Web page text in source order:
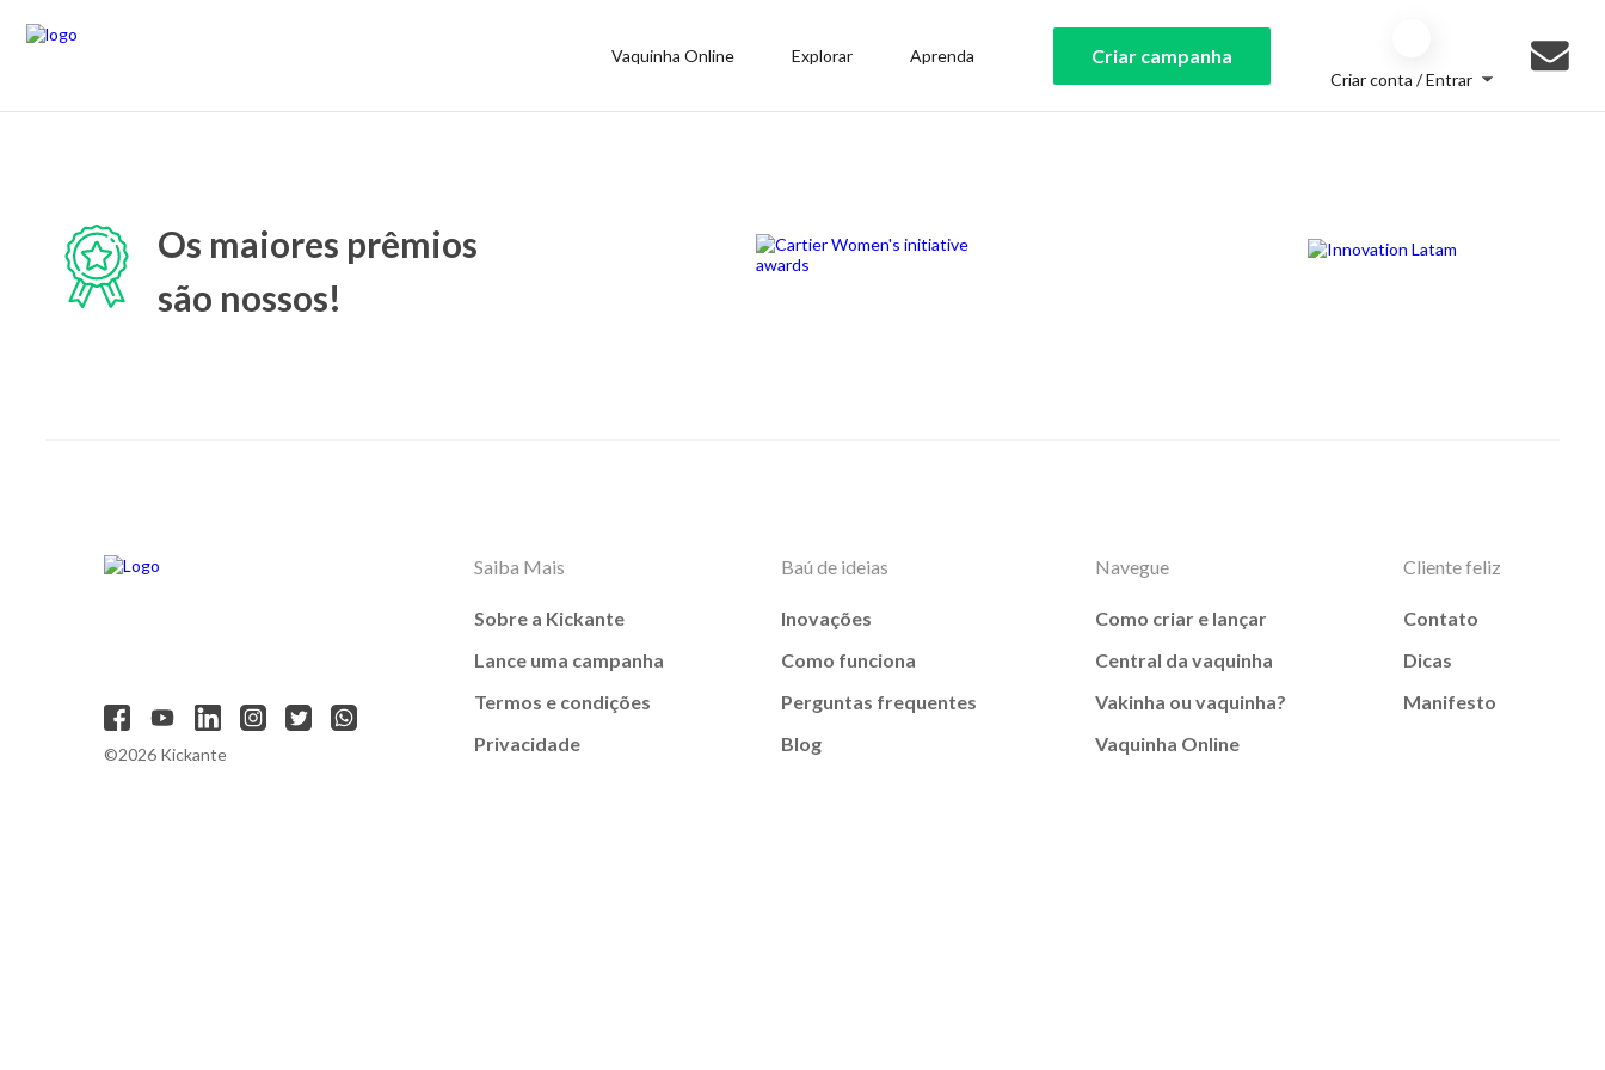
Vaquinha Online Explorar Aprenda Criar campanha
Criar conta / Entrar
Os maiores prêmios
são nossos!
©2026 Kickante
Saiba Mais
Sobre a Kickante
Lance uma campanha
Termos e condições
Privacidade
Baú de ideias
Inovações
Como funciona
Perguntas frequentes
Blog
Navegue
Como criar e lançar
Central da vaquinha
Vakinha ou vaquinha?
Vaquinha Online
Cliente feliz
Contato
Dicas
Manifesto